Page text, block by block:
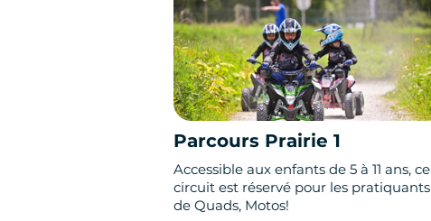
Parcours Prairie 1
Accessible aux enfants de 5 à 11 ans, ce
circuit est réservé pour les pratiquants
de Quads, Motos!